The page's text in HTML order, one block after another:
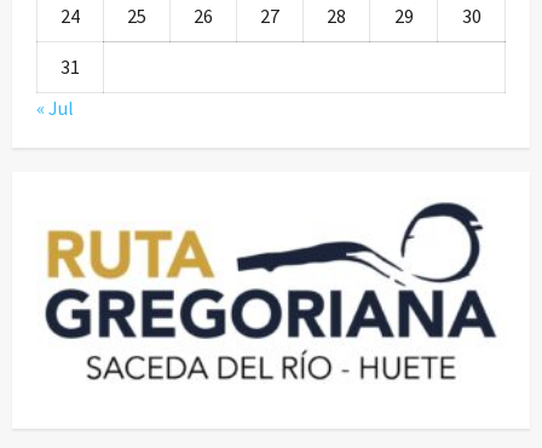
24 25 26 27 28 29 30
31
« Jul